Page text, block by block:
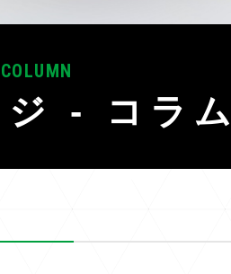
ジ - コラム